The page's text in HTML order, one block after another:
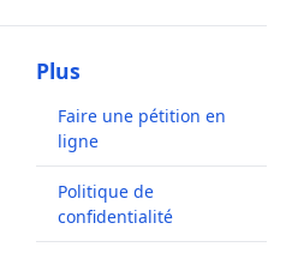
Plus
Faire une pétition en
ligne
Politique de
confidentialité